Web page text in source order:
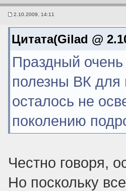
2.10.2009, 14:11
Цитата(Gilad @
Праздный
полезны ВК для
осталось не
поколению
Честно говоря,
Но поскольку